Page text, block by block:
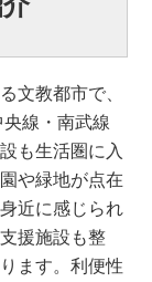
文教都市で、
線・南武線
も生活圏に入
や緑地が点在
近に感じられ
援施設も整
ます。利便性